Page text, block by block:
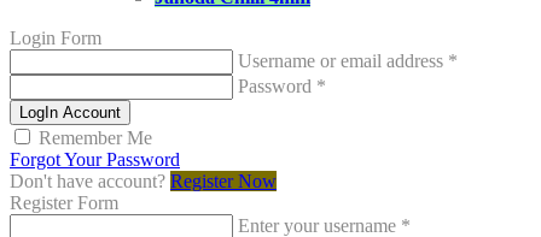
Login Form
Username or email address *
Password *
LogIn Account
Remember Me
Forgot Your Password
Don't have account? Register Now
Register Form
Enter your username *